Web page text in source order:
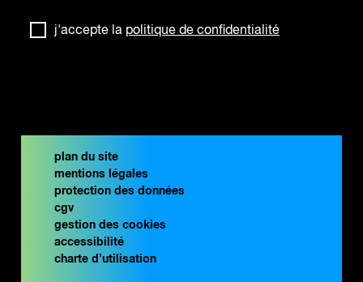
j'accepte la politique de confidentialité
plan du site
mentions légales
protection des données
cgv
gestion des cookies
accessibilité
charte d’utilisation